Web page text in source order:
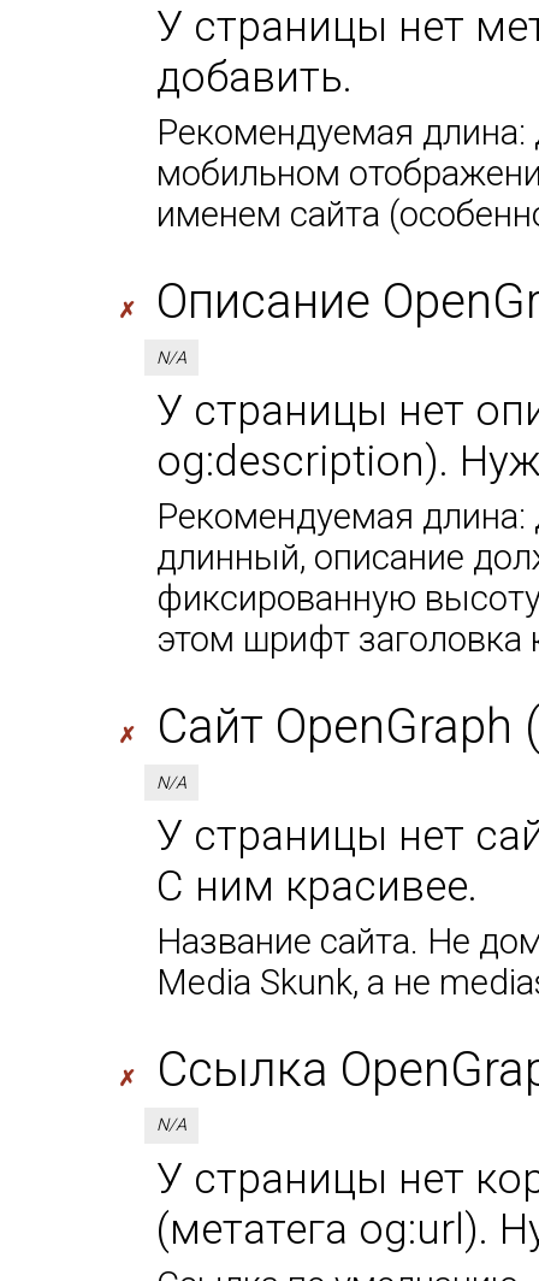
У страницы нет
добавить.
Рекомендуемая длина:
мобильном
именем сайта
✗ Описание
N/A
У страницы нет
og:description).
Рекомендуемая длина:
длинный, описание
фиксированную
этом шрифт заголовка
✗ Сайт OpenGraph
N/A
У страницы нет
С ним красивее.
Название сайта. Не
Media Skunk, а не
✗ Ссылка
N/A
У страницы нет
(метатега og:url).